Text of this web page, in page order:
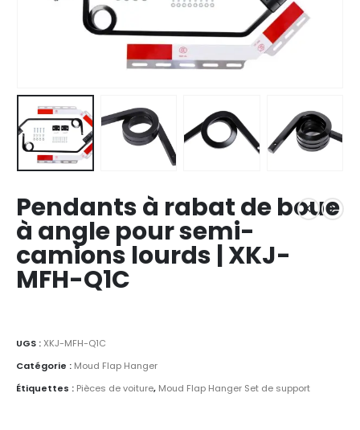
Pendants à rabat de boue
à angle pour semi-
camions lourds | XKJ-
MFH-Q1C
UGS :XKJ-MFH-Q1C
Catégorie : Moud Flap Hanger
Étiquettes : Pièces de voiture, Moud Flap Hanger Set de support